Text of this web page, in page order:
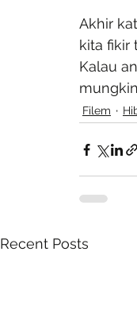
Akhir
kita fikir
Kalau
Filem
Recent Posts